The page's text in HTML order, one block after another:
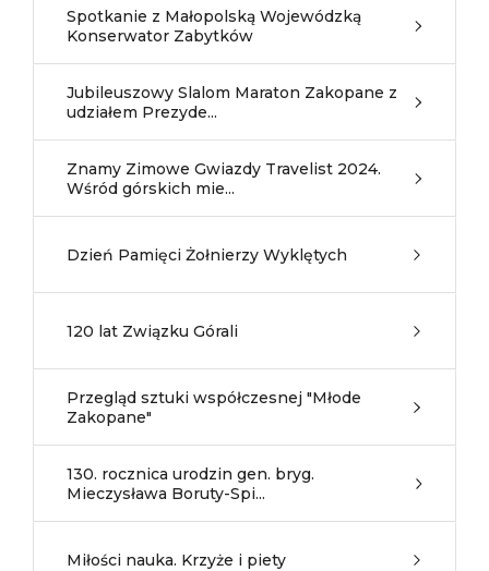
Spotkanie z Małopolską Wojewódzką
Konserwator Zabytków
Jubileuszowy Slalom Maraton Zakopane z
udziałem Prezyde...
Znamy Zimowe Gwiazdy Travelist 2024.
Wśród górskich mie...
Dzień Pamięci Żołnierzy Wyklętych
120 lat Związku Górali
Przegląd sztuki współczesnej "Młode
Zakopane"
130. rocznica urodzin gen. bryg.
Mieczysława Boruty-Spi...
Miłości nauka. Krzyże i piety